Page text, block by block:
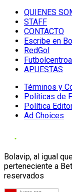
QUIENES
STAFF
CONTACTO
Escribe en
RedGol
APUESTAS
Términos y
Políticas de
Política
Ad Choices
Bolavip, al igual
perteneciente a
reservados